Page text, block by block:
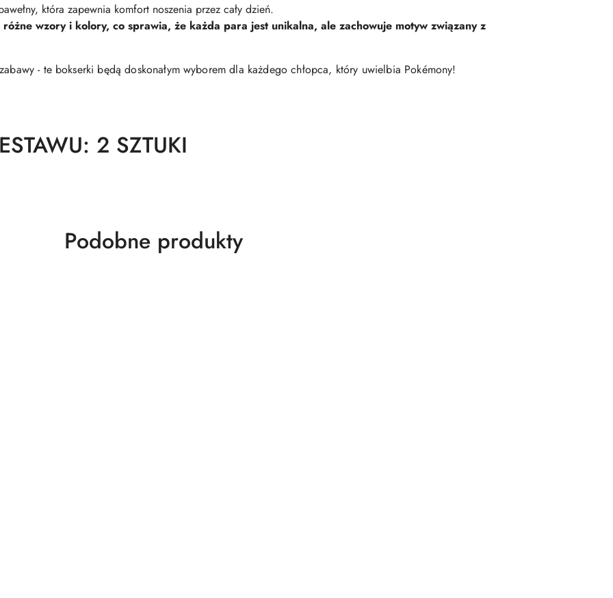
która zapewnia komfort noszenia przez cały dzień.
wzory i kolory, co sprawia, że każda para jest unikalna, ale zachowuje motyw związany z
- te bokserki będą doskonałym wyborem dla każdego chłopca, który uwielbia Pokémony!
2 SZTUKI
Produkty
Podobne produkty